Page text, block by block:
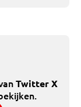
Twitter X